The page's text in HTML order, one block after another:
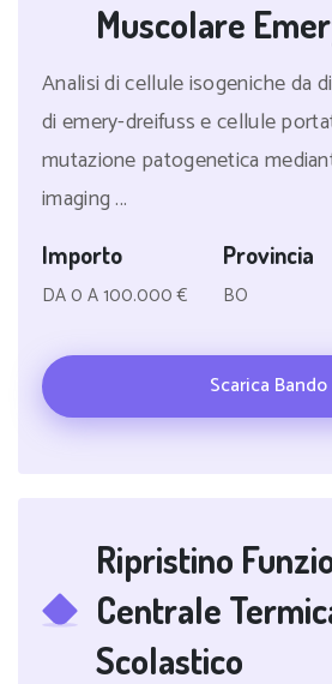
Muscolare
Analisi di cellule isogeniche da
di emery-dreifuss e cellule
mutazione patogenetica
imaging ...
Importo
DA 0 A 100.000 €
Provincia
BO
Scarica Bando
Ripristino
Centrale
Scolastico